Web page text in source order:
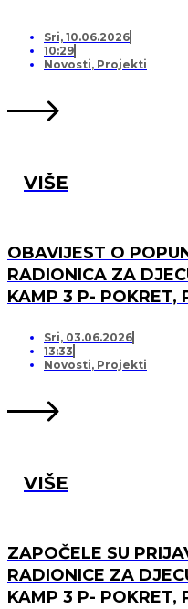
Sri, 10.06.2026
10:29
Novosti, Projekti
VIŠE
OBAVIJEST O
RADIONICA ZA
KAMP 3 P- POKRET,
LISTU ČEKANJA
Sri, 03.06.2026
13:33
Novosti, Projekti
VIŠE
ZAPOČELE SU
RADIONICE ZA
KAMP 3 P- POKRET,